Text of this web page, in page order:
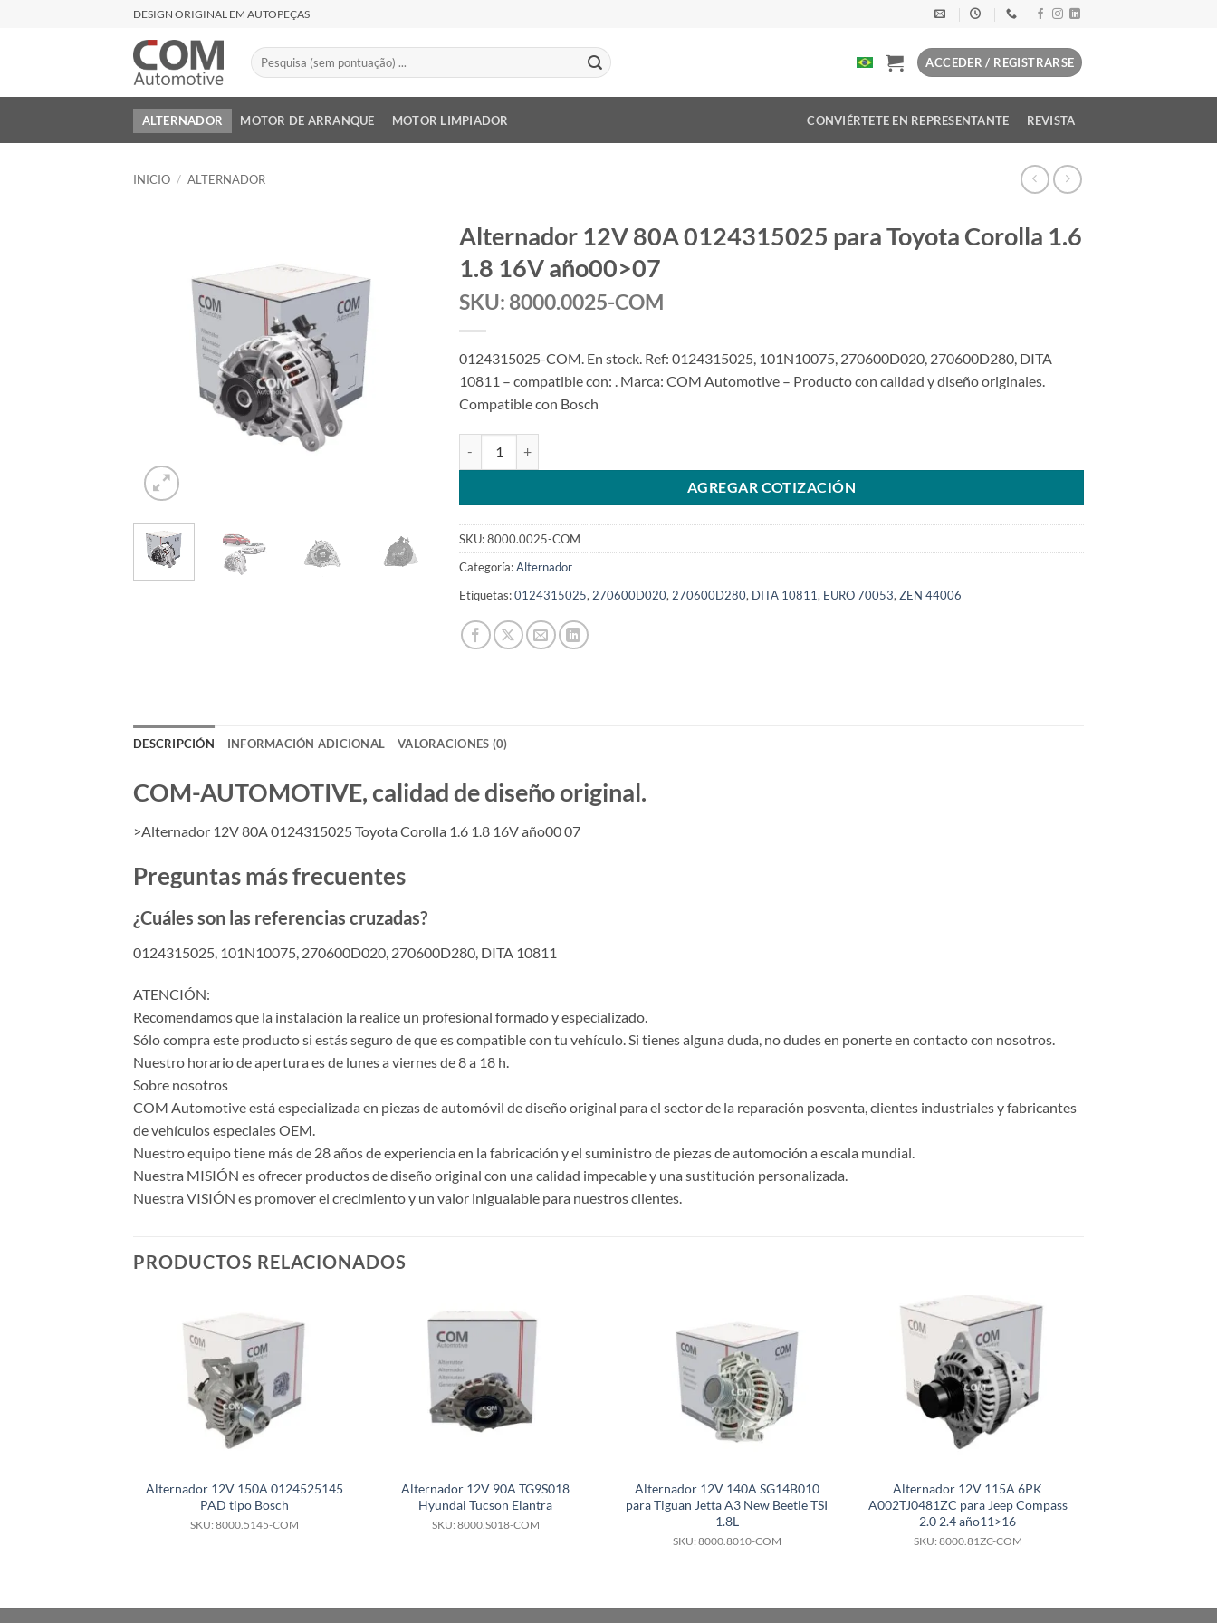
DESIGN ORIGINAL EM AUTOPEÇAS
Buscar
por:
ACCEDER / REGISTRARSE
ALTERNADOR MOTOR DE ARRANQUE MOTOR LIMPIADOR CONVIÉRTETE EN REPRESENTANTE REVISTA
INICIO / ALTERNADOR
Alternador 12V 80A 0124315025 para Toyota Corolla 1.6
1.8 16V año00>07
SKU: 8000.0025-COM
0124315025-COM. En stock. Ref: 0124315025, 101N10075, 270600D020, 270600D280, DITA
10811 – compatible con: . Marca: COM Automotive – Producto con calidad y diseño originales.
Compatible con Bosch
AGREGAR COTIZACIÓN
SKU:8000.0025-COM
Categoría:Alternador
Etiquetas:0124315025, 270600D020, 270600D280, DITA 10811, EURO 70053, ZEN 44006
DESCRIPCIÓN INFORMACIÓN ADICIONAL VALORACIONES (0)
COM-AUTOMOTIVE, calidad de diseño original.
>Alternador 12V 80A 0124315025 Toyota Corolla 1.6 1.8 16V año00 07
Preguntas más frecuentes
¿Cuáles son las referencias cruzadas?
0124315025, 101N10075, 270600D020, 270600D280, DITA 10811
ATENCIÓN:
Recomendamos que la instalación la realice un profesional formado y especializado.
Sólo compra este producto si estás seguro de que es compatible con tu vehículo. Si tienes alguna duda, no dudes en ponerte en contacto con nosotros.
Nuestro horario de apertura es de lunes a viernes de 8 a 18 h.
Sobre nosotros
COM Automotive está especializada en piezas de automóvil de diseño original para el sector de la reparación posventa, clientes industriales y fabricantes
de vehículos especiales OEM.
Nuestro equipo tiene más de 28 años de experiencia en la fabricación y el suministro de piezas de automoción a escala mundial.
Nuestra MISIÓN es ofrecer productos de diseño original con una calidad impecable y una sustitución personalizada.
Nuestra VISIÓN es promover el crecimiento y un valor inigualable para nuestros clientes.
PRODUCTOS RELACIONADOS
Alternador 12V 150A 0124525145
PAD tipo Bosch
SKU: 8000.5145-COM
Alternador 12V 90A TG9S018
Hyundai Tucson Elantra
SKU: 8000.S018-COM
Alternador 12V 140A SG14B010
para Tiguan Jetta A3 New Beetle TSI
1.8L
SKU: 8000.8010-COM
Alternador 12V 115A 6PK
A002TJ0481ZC para Jeep Compass
2.0 2.4 año11>16
SKU: 8000.81ZC-COM